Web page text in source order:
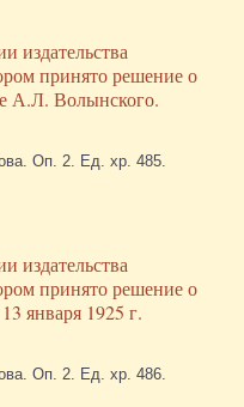
издательства
принято решение о
А.Л. Волынского.
Оп. 2. Ед. хр. 485.
издательства
принято решение о
января 1925 г.
Оп. 2. Ед. хр. 486.